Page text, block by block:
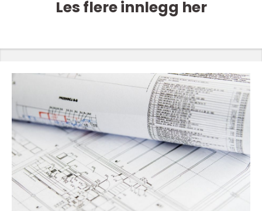
Les flere innlegg her